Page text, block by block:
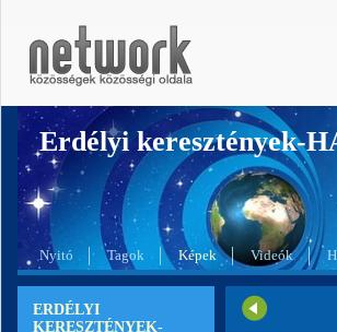
Erdélyi keresztények-
Nyitó Tagok Képek Videók
ERDÉLYI
KERESZTÉNYEK-